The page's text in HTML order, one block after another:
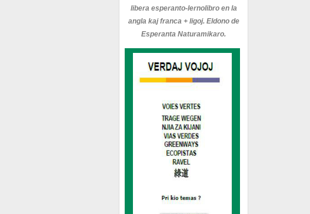
libera esperanto-lernolibro en la
angla kaj franca + ligoj. Eldono de
Esperanta Naturamikaro.